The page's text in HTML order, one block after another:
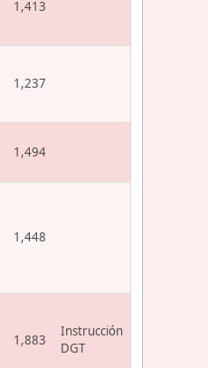
1,413
1,237
1,494
1,448
1,883
Instrucción
DGT